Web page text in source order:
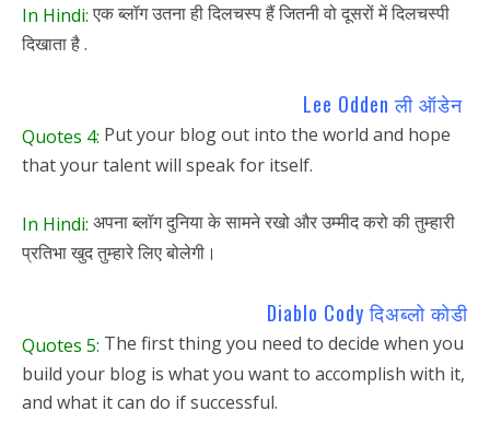
In Hindi:एक ब्लॉग उतना ही दिलचस्प हैं जितनी वो दूसरों में दिलचस्पी
दिखाता है .
Lee Odden ली ऑडेन
Quotes 4: Put your blog out into the world and hope
that your talent will speak for itself.
In Hindi: अपना ब्लॉग दुनिया के सामने रखो और उम्मीद करो की तुम्हारी
प्रतिभा खुद तुम्हारे लिए बोलेगी।
Diablo Cody दिअब्लो कोडी
Quotes 5: The first thing you need to decide when you
build your blog is what you want to accomplish with it,
and what it can do if successful.